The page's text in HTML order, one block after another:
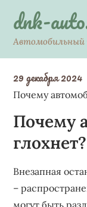
contentdnk-
29 декабря 2024
Почему
Почему
глохнет?
Внезапная
–
могут быть